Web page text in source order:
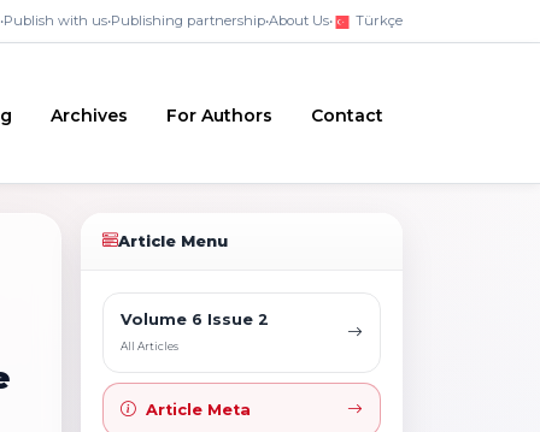
•Publish with us•Publishing partnership•About Us• Türkçe
Archives For Authors Contact
Article Menu
Volume 6 Issue 2
All Articles
Article Meta